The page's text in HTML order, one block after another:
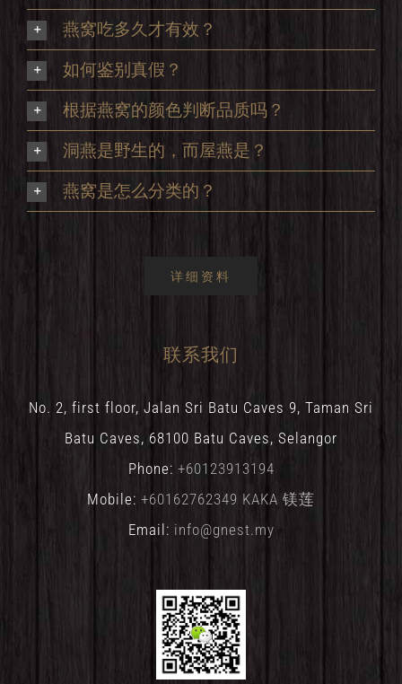
燕窝吃多久才有效？
如何鉴别真假？
根据燕窝的颜色判断品质吗？
洞燕是野生的，而屋燕是？
燕窝是怎么分类的？
详细资料
联系我们
No. 2, first floor, Jalan Sri Batu Caves 9, Taman Sri
Batu Caves, 68100 Batu Caves, Selangor
Phone: +60123913194
Mobile: +60162762349 KAKA 镁莲
Email: info@gnest.my